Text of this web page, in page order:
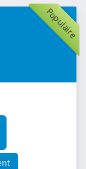
Populaire